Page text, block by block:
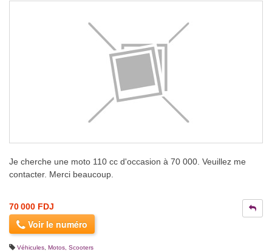
Je cherche une moto 110 cc d'occasion à 70 000. Veuillez me
contacter. Merci beaucoup.
70 000 FDJ
Voir le numéro
Véhicules Motos, Scooters